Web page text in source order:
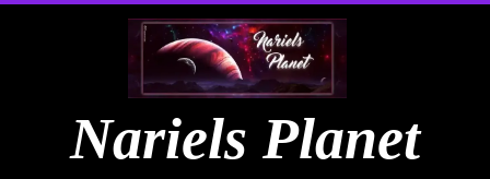
Nariels Planet